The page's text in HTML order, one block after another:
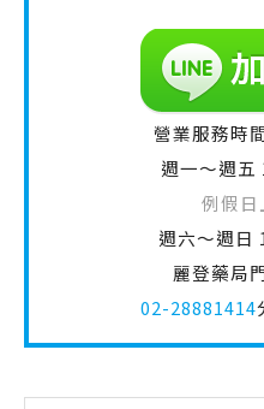
營業服務時
週一～週五
例假日
週六～週日
麗登藥局
02-28881414